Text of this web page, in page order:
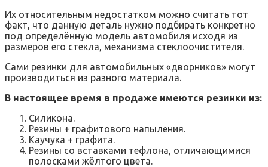
Их относительным недостатком можно считать тот
факт, что данную деталь нужно подбирать конкретно
под определённую модель автомобиля исходя из
размеров его стекла, механизма стеклоочистителя.
Сами резинки для автомобильных «дворников» могут
производиться из разного материала.
В настоящее время в продаже имеются резинки из:
Силикона.
Резины + графитового напыления.
Каучука + графита.
Резины со вставками тефлона, отличающимися
полосками жёлтого цвета.